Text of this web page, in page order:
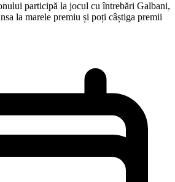
participă la jocul cu întrebări Galbani,
la marele premiu și poți câștiga premii